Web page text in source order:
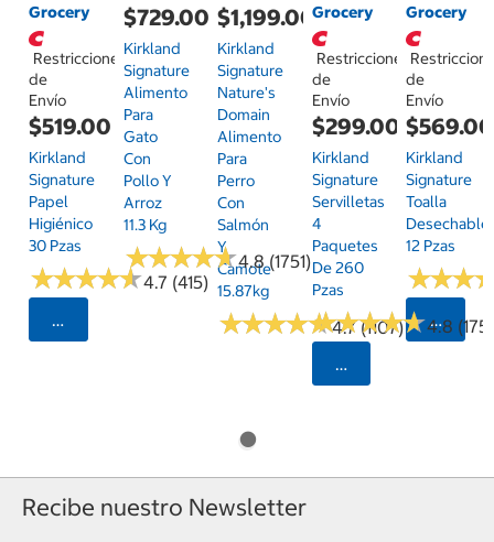
Grocery
Restricciones
de
Envío
$519.00
Kirkland
Signature
Papel
Higiénico
30 Pzas
★★★★★
★★★★★4.7 (415)
Seleccionar Código Postal
$729.00
Kirkland
Signature
Alimento
Para
Gato
Con
Pollo Y
Arroz
11.3 Kg
★★★★★
★★★★★4.8 (1751)
$1,199.00
Kirkland
Signature
Nature's
Domain
Alimento
Para
Perro
Con
Salmón
Y
Camote
15.87kg
★★★★★
★★★★★4.7 (1107)
Grocery
Restricciones
de
Envío
$299.00
Kirkland
Signature
Servilletas
4
Paquetes
De 260
Pzas
★★★★★
★★★★★4.8 (175)
Seleccionar
Grocery
de
Envío
$569.00
Kirkland
Signature
Toalla
Desechable
12 Pzas
★★★
★★★
Recibe nuestro Newsletter